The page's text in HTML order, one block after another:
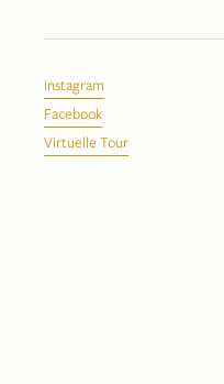
Instagram
Facebook
Virtuelle Tour